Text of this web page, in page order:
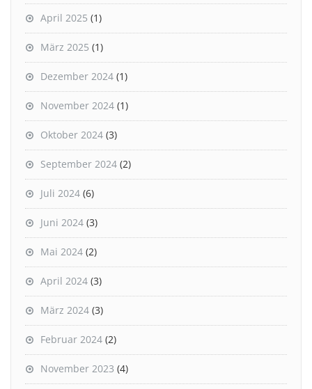
April 2025 (1)
März 2025 (1)
Dezember 2024 (1)
November 2024 (1)
Oktober 2024 (3)
September 2024 (2)
Juli 2024 (6)
Juni 2024 (3)
Mai 2024 (2)
April 2024 (3)
März 2024 (3)
Februar 2024 (2)
November 2023 (4)